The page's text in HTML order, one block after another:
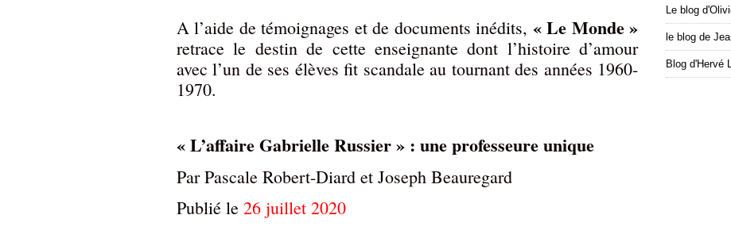
A l’aide de témoignages et de documents inédits, « Le Monde »
retrace le destin de cette enseignante dont l’histoire d’amour
avec l’un de ses élèves fit scandale au tournant des années 1960-
1970.
« L’affaire Gabrielle Russier » : une professeure unique
Par Pascale Robert-Diard et Joseph Beauregard
Publié le 26 juillet 2020
Le blog
le blog de
Blog d'Hervé